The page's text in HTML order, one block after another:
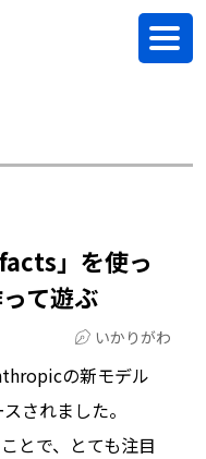
」を使っ
て遊ぶ
いかりがわ
の新モデル
されました。
とで、とても注目